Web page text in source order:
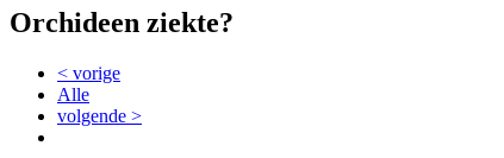
Orchideen ziekte?
< vorige
Alle
volgende >